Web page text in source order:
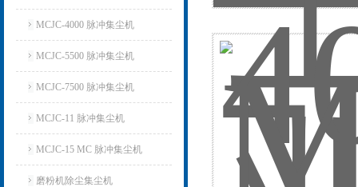
MCJC-4000 脉冲集尘机
MCJC-5500 脉冲集尘机
MCJC-7500 脉冲集尘机
MCJC-11 脉冲集尘机
MCJC-15 MC 脉冲集尘机
磨粉机除尘集尘机